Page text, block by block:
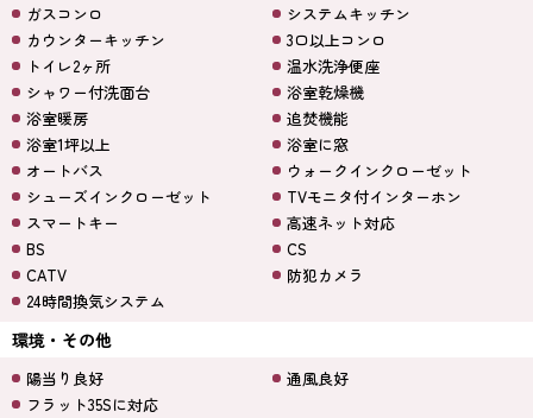
ガスコンロ
システムキッチン
カウンターキッチン
3口以上コンロ
トイレ2ヶ所
温水洗浄便座
シャワー付洗面台
浴室乾燥機
浴室暖房
追焚機能
浴室1坪以上
浴室に窓
オートバス
ウォークインクローゼット
シューズインクローゼット
TVモニタ付インターホン
スマートキー
高速ネット対応
BS
CS
CATV
防犯カメラ
24時間換気システム
環境・その他
陽当り良好
通風良好
フラット35Sに対応